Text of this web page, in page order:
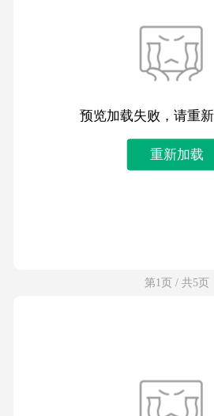
预览加载失败，请重
重新加载
第1页 / 共5页